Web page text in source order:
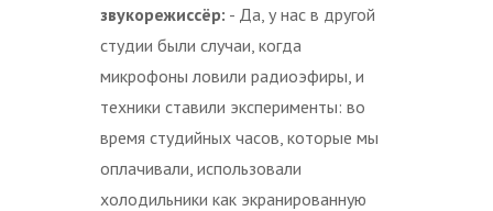
звукорежиссёр: - Да, у нас в другой
студии были случаи, когда
микрофоны ловили радиоэфиры, и
техники ставили эксперименты: во
время студийных часов, которые мы
оплачивали, использовали
холодильники как экранированную